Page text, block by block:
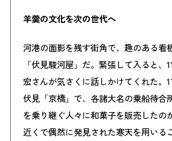
羊羹の文化を次の世代へ
河港の面影を残す街角で、趣のある看
「伏見駿河屋」だ。緊張して入ると、
宏さんが気さくに話しかけてくれた。
伏見「京橋」で、各諸大名の乗船待合
を乗り継ぐ人々に和菓子を販売したの
近くで偶然に発見された寒天を用いる